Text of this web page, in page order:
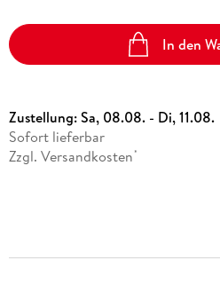
In den
Zustellung:Sa, 08.08. - Di, 11.08.
Sofort lieferbar
Zzgl. Versandkosten *